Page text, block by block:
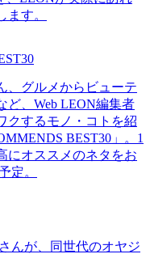
す。
、グルメからビューテ
ど、Web LEON編集者
クするモノ・コトを紹
BEST30」。1
にオススメのネタをお
定。
んが、同世代のオヤジ